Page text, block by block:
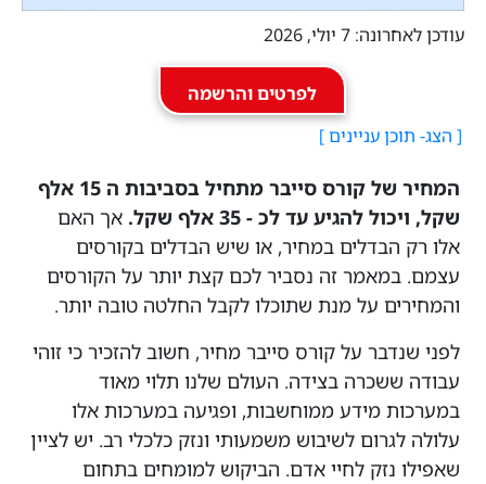
עודכן לאחרונה: 7 יולי, 2026
לפרטים והרשמה
המחיר של קורס סייבר מתחיל בסביבות ה 15 אלף
שקל, ויכול להגיע עד לכ - 35 אלף שקל.
אך האם
אלו רק הבדלים במחיר, או שיש הבדלים בקורסים
עצמם. במאמר זה נסביר לכם קצת יותר על הקורסים
והמחירים על מנת שתוכלו לקבל החלטה טובה יותר.
לפני שנדבר על קורס סייבר מחיר, חשוב להזכיר כי זוהי
עבודה ששכרה בצידה. העולם שלנו תלוי מאוד
במערכות מידע ממוחשבות, ופגיעה במערכות אלו
עלולה לגרום לשיבוש משמעותי ונזק כלכלי רב. יש לציין
שאפילו נזק לחיי אדם. הביקוש למומחים בתחום